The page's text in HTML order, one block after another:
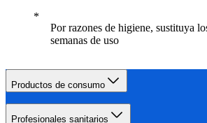
Por razones de higiene, sustituya
semanas de uso
Productos de consumo
Profesionales sanitarios